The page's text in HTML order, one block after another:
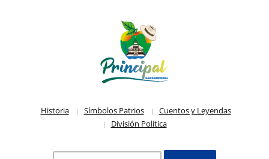
Historia Símbolos Patrios
Cuentos y Leyendas
División Política
Buscar: